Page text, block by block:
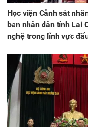
Học viện Cảnh sát
ban nhân dân tỉnh Lai
nghệ trong lĩnh vực